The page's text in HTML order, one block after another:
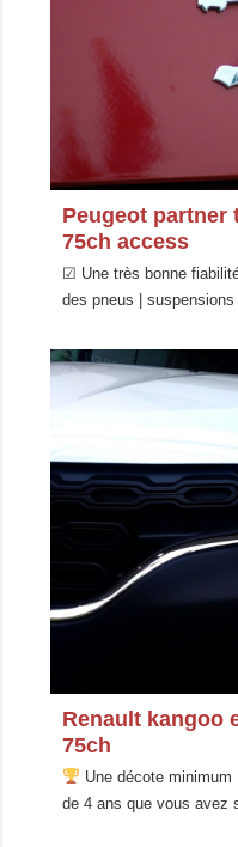
Peugeot partner
75ch access
☑ Une très bonne
des pneus | suspensions
Renault kangoo
75ch
Une décote
de 4 ans que vous avez